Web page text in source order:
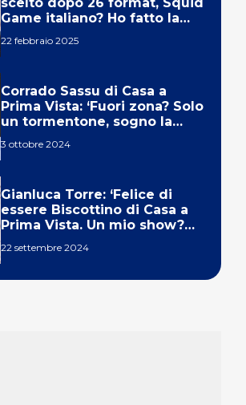
Game italiano? Ho fatto la
22 febbraio 2025
Corrado Sassu di Casa a
Prima Vista: ‘Fuori zona? Solo
un tormentone, sogno la
3 ottobre 2024
Gianluca Torre: ‘Felice di
essere Biscottino di Casa a
Prima Vista. Un mio show?
22 settembre 2024